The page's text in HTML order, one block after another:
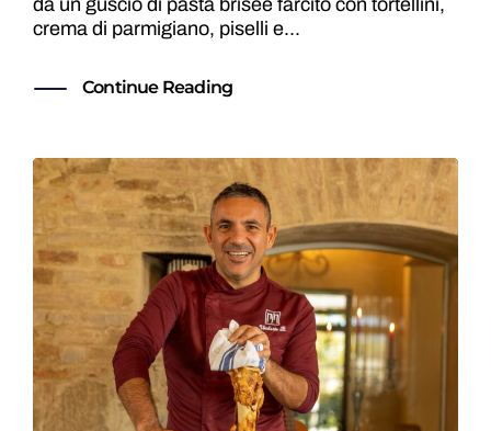
crema di parmigiano, piselli e...
Continue Reading